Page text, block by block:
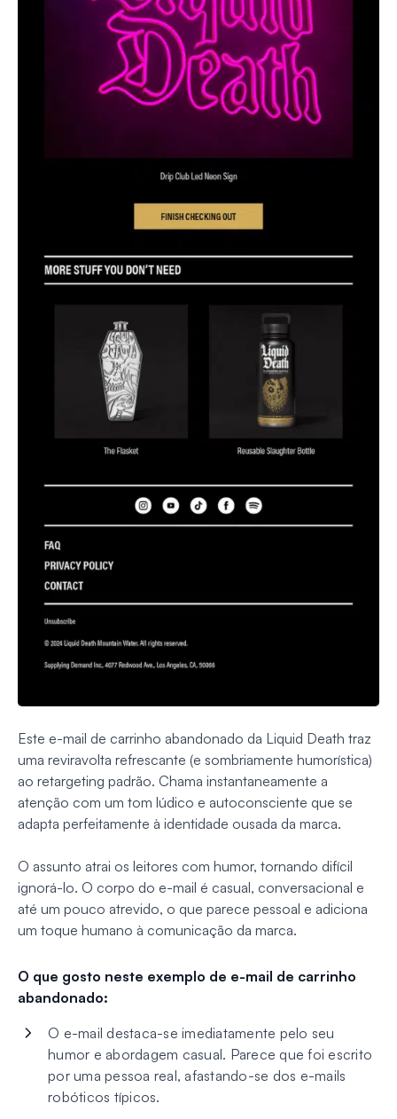
Este e-mail de carrinho abandonado da Liquid Death traz
uma reviravolta refrescante (e sombriamente humorística)
ao retargeting padrão. Chama instantaneamente a
atenção com um tom lúdico e autoconsciente que se
adapta perfeitamente à identidade ousada da marca.
O assunto atrai os leitores com humor, tornando difícil
ignorá-lo. O corpo do e-mail é casual, conversacional e
até um pouco atrevido, o que parece pessoal e adiciona
um toque humano à comunicação da marca.
O que gosto neste exemplo de e-mail de carrinho
abandonado:
O e-mail destaca-se imediatamente pelo seu
humor e abordagem casual. Parece que foi escrito
por uma pessoa real, afastando-se dos e-mails
robóticos típicos.